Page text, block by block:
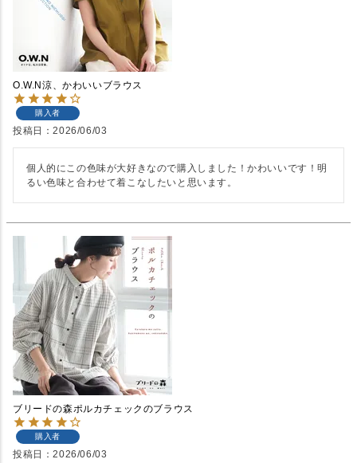
O.W.N涼、かわいいブラウス
購入者
投稿日 2026/06/03
個人的にこの色味が大好きなので購入しました！かわいいです！明
るい色味と合わせて着こなしたいと思います。
ブリードの森ポルカチェックのブラウス
購入者
投稿日 2026/06/03